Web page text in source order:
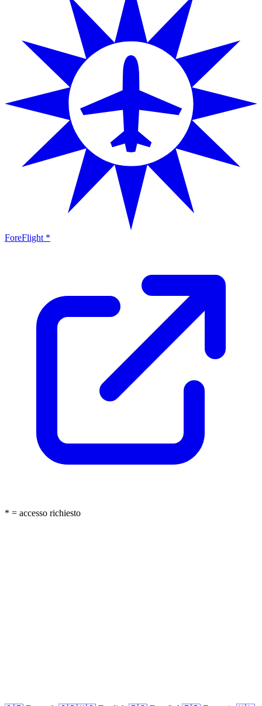
ForeFlight *
* = accesso richiesto